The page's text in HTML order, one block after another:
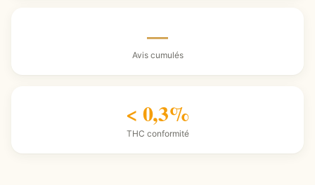
—
Avis cumulés
< 0,3%
THC conformité